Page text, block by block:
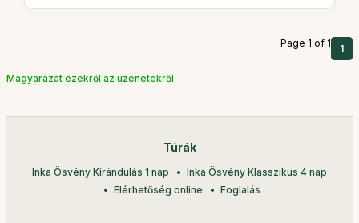
Page 1 of 1 1
Magyarázat ezekről az üzenetekről
Túrák
Inka Ösvény Kirándulás 1 nap
Inka Ösvény Klasszikus 4 nap
Elérhetőség online
Foglalás